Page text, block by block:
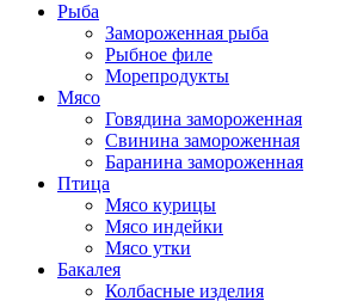
Рыба
Замороженная рыба
Рыбное филе
Морепродукты
Мясо
Говядина замороженная
Свинина замороженная
Баранина замороженная
Птица
Мясо курицы
Мясо индейки
Мясо утки
Бакалея
Колбасные изделия